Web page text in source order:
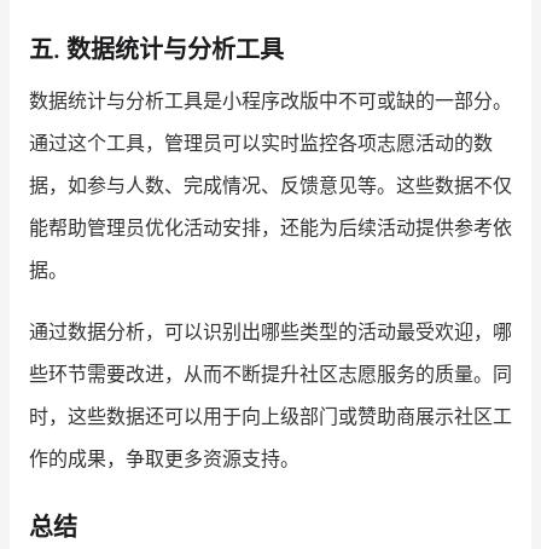
五. 数据统计与分析工具
数据统计与分析工具是小程序改版中不可或缺的一部分。
通过这个工具，管理员可以实时监控各项志愿活动的数
据，如参与人数、完成情况、反馈意见等。这些数据不仅
能帮助管理员优化活动安排，还能为后续活动提供参考依
据。
通过数据分析，可以识别出哪些类型的活动最受欢迎，哪
些环节需要改进，从而不断提升社区志愿服务的质量。同
时，这些数据还可以用于向上级部门或赞助商展示社区工
作的成果，争取更多资源支持。
总结